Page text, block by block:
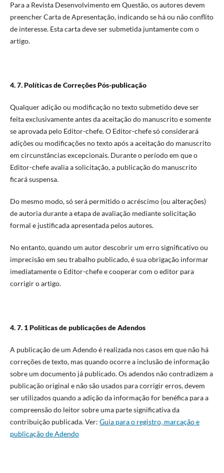
Para a Revista Desenvolvimento em Questão, os autores devem
preencher Carta de Apresentação, indicando se há ou não conflito
de interesse. Esta carta deve ser submetida juntamente com o
artigo.
4. 7. Políticas de Correções Pós-publicação
Qualquer adição ou modificação no texto submetido deve ser
feita exclusivamente antes da aceitação do manuscrito e somente
se aprovada pelo Editor-chefe. O Editor-chefe só considerará
adições ou modificações no texto após a aceitação do manuscrito
em circunstâncias excepcionais. Durante o período em que o
Editor-chefe avalia a solicitação, a publicação do manuscrito
ficará suspensa.
Do mesmo modo, só será permitido o acréscimo (ou alterações)
de autoria durante a etapa de avaliação mediante solicitação
formal e justificada apresentada pelos autores.
No entanto, quando um autor descobrir um erro significativo ou
imprecisão em seu trabalho publicado, é sua obrigação informar
imediatamente o Editor-chefe e cooperar com o editor para
corrigir o artigo.
4. 7. 1 Políticas de publicações de Adendos
A publicação de um Adendo é realizada nos casos em que não há
correções de texto, mas quando ocorre a inclusão de informação
sobre um documento já publicado. Os adendos não contradizem a
publicação original e não são usados para corrigir erros, devem
ser utilizados quando a adição da informação for benéfica para a
compreensão do leitor sobre uma parte significativa da
contribuição publicada. Ver: Guia para o registro, marcação e
publicação de Adendo